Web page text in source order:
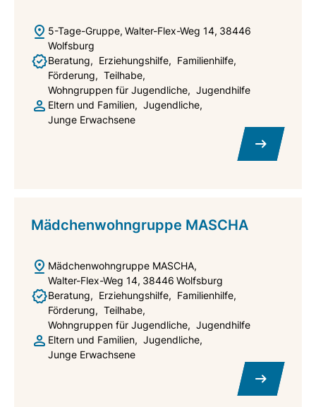
5-Tage-Gruppe Walter-Flex-Weg 14 38446
Wolfsburg
Beratung
Erziehungshilfe
Familienhilfe
Förderung
Teilhabe
Wohngruppen für Jugendliche
Jugendhilfe
Eltern und Familien
Jugendliche
Junge Erwachsene
Mädchenwohngruppe MASCHA
Mädchenwohngruppe MASCHA
Walter-Flex-Weg 14 38446 Wolfsburg
Beratung
Erziehungshilfe
Familienhilfe
Förderung
Teilhabe
Wohngruppen für Jugendliche
Jugendhilfe
Eltern und Familien
Jugendliche
Junge Erwachsene